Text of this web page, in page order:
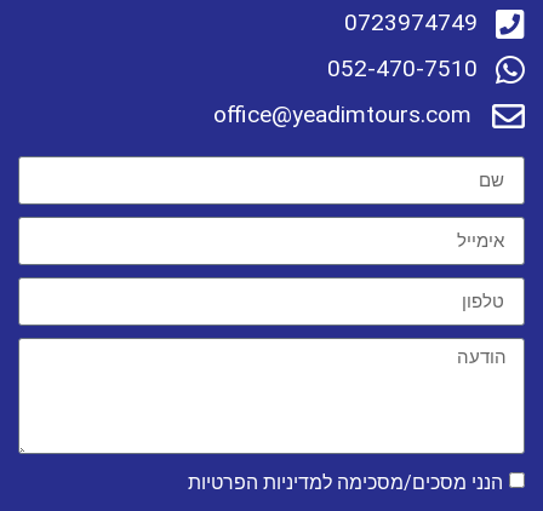
0723974749
052-470-7510
הנני מסכים/מסכימה למדיניות הפרטיות